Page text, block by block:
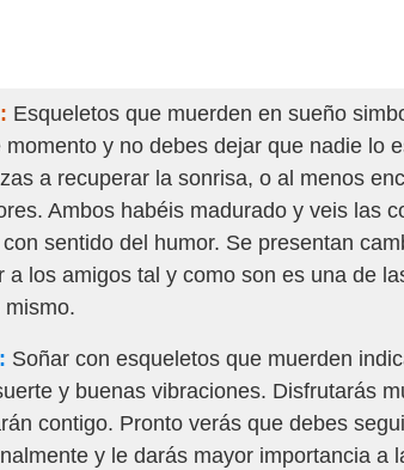
Esqueletos que muerden en sueño
momento y no debes dejar que nadie lo
a recuperar la sonrisa, o al menos
Ambos habéis madurado y veis las
sentido del humor. Se presentan
a los amigos tal y como son es una de
mismo.
Soñar con esqueletos que muerden
y buenas vibraciones. Disfrutarás
contigo. Pronto verás que debes
y le darás mayor importancia a